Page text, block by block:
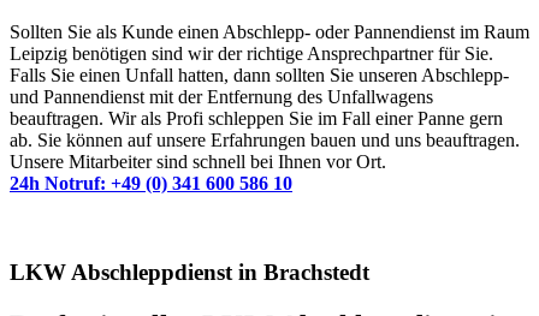
Sollten Sie als Kunde einen Abschlepp- oder Pannendienst im Raum
Leipzig benötigen sind wir der richtige Ansprechpartner für Sie.
Falls Sie einen Unfall hatten, dann sollten Sie unseren Abschlepp-
und Pannendienst mit der Entfernung des Unfallwagens
beauftragen. Wir als Profi schleppen Sie im Fall einer Panne gern
ab. Sie können auf unsere Erfahrungen bauen und uns beauftragen.
Unsere Mitarbeiter sind schnell bei Ihnen vor Ort.
24h Notruf: +49 (0) 341 600 586 10
LKW Abschleppdienst in Brachstedt